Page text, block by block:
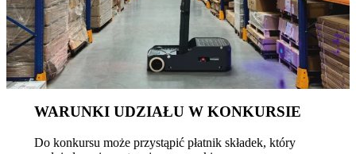
WARUNKI UDZIAŁU W KONKURSIE
Do konkursu może przystąpić płatnik składek, który